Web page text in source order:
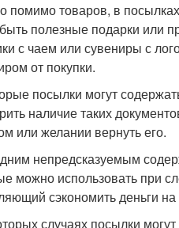
помимо товаров, в
полезные подарки или
с чаем или сувениры с
от покупки.
посылки могут
наличие таких
или желании вернуть его.
непредсказуемым
можно использовать при
сэкономить деньги
случаях посылки